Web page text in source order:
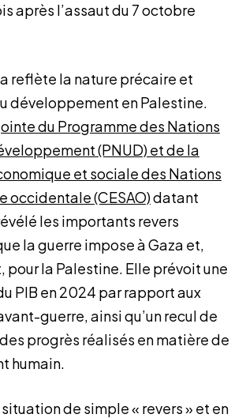
après l’assaut du 7 octobre
reflète la nature précaire et
développement en Palestine.
du Programme des Nations
(PNUD) et de la
et sociale des Nations
occidentale (CESAO)datant
les importants revers
la guerre impose à Gaza et,
pour la Palestine. Elle prévoit une
PIB en 2024 par rapport aux
guerre, ainsi qu’un recul de
progrès réalisés en matière de
humain.
de simple « revers » et en